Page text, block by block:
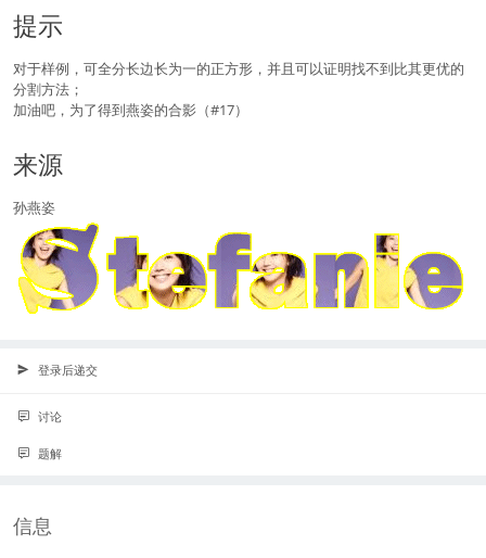
提示
对于样例，可全分长边长为一的正方形，并且可以证明找不到比其更优的
分割方法；
加油吧，为了得到燕姿的合影（#17）
来源
孙燕姿
登录后递交
讨论
题解
信息